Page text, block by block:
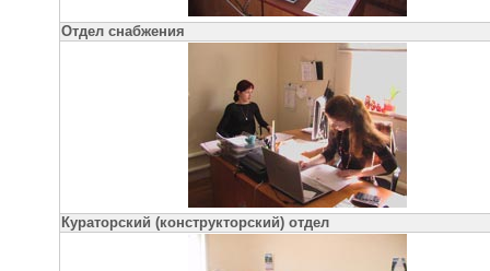
Отдел снабжения
Кураторский (конструкторский) отдел